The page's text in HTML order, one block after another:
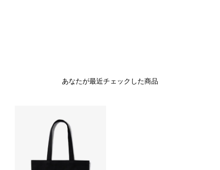
あなたが最近チェックした商品